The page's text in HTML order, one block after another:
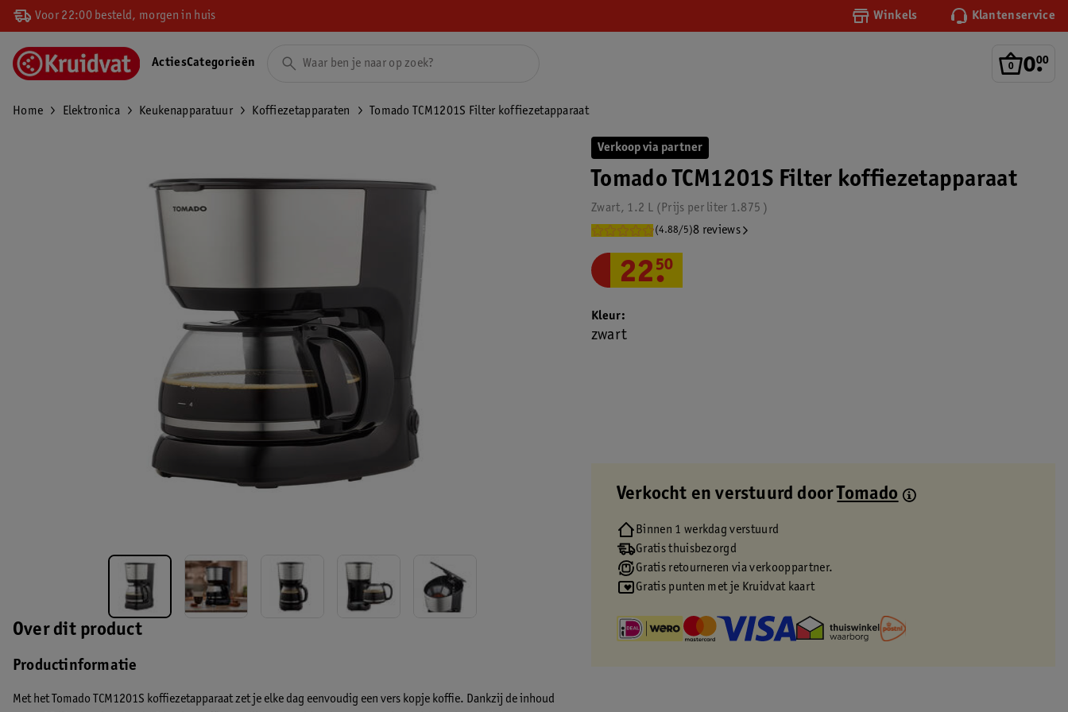
Voor 22:00 besteld, morgen in huis Winkels Klantenservice
0.
00
ActiesCategorieën
Home Elektronica Keukenapparatuur Koffiezetapparaten Tomado TCM1201S Filter koffiezetapparaat
Over dit product
Productinformatie
Met het Tomado TCM1201S koffiezetapparaat zet je elke dag eenvoudig een vers kopje koffie. Dankzij de inhoud
Verkoop via partner
Tomado TCM1201S Filter koffiezetapparaat
Zwart, 1.2 L 1.875
Prijs per liter
(4.88/5)8 reviews
22.
50
Kleur
zwart
Verkocht en verstuurd door Tomado
Binnen 1 werkdag verstuurd
Gratis thuisbezorgd
Gratis retourneren via verkooppartner.
Gratis punten met je Kruidvat kaart